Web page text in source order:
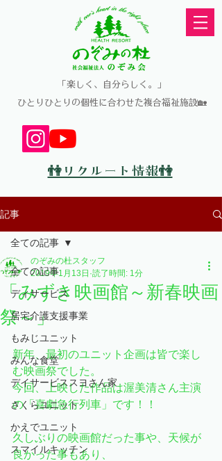
​「楽しく、自分らしく。」
​ひとりひとりの個性に合わせた複合福祉施設🏡
👫リクルート情報👫
記事
全ての記事
ディサービス
居宅介護支援事業
もみじユニット
みんな食堂
デイサービススヨさん家
さくらユニット
かえでユニット
スマイルキッチン
全ての記事
「みずき映画館～新春映画
祭～」
のぞみの杜スタッフ
2019年1月13日 読了時間: 1分
新年、最初のユニット企画は皆で楽し
む映画祭でした。
今回、上映した作品は渥美清さん主演
の「喜劇急行列車」です！！
久しぶりの映画館だった事や、天候が
良かった事もあり、